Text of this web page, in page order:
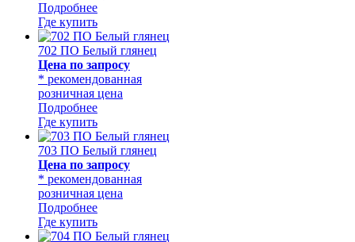
Подробнее
Где купить
702 ПО Белый глянец
Цена по запросу
* рекомендованная
розничная цена
Подробнее
Где купить
703 ПО Белый глянец
Цена по запросу
* рекомендованная
розничная цена
Подробнее
Где купить